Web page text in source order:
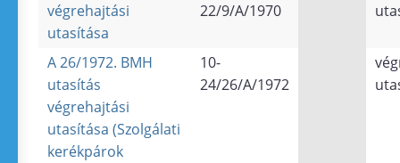
végrehajtási
utasítása
22/9/A/1970
A 26/1972. BMH
utasítás
végrehajtási
utasítása (Szolgálati
kerékpárok
10-
24/26/A/1972